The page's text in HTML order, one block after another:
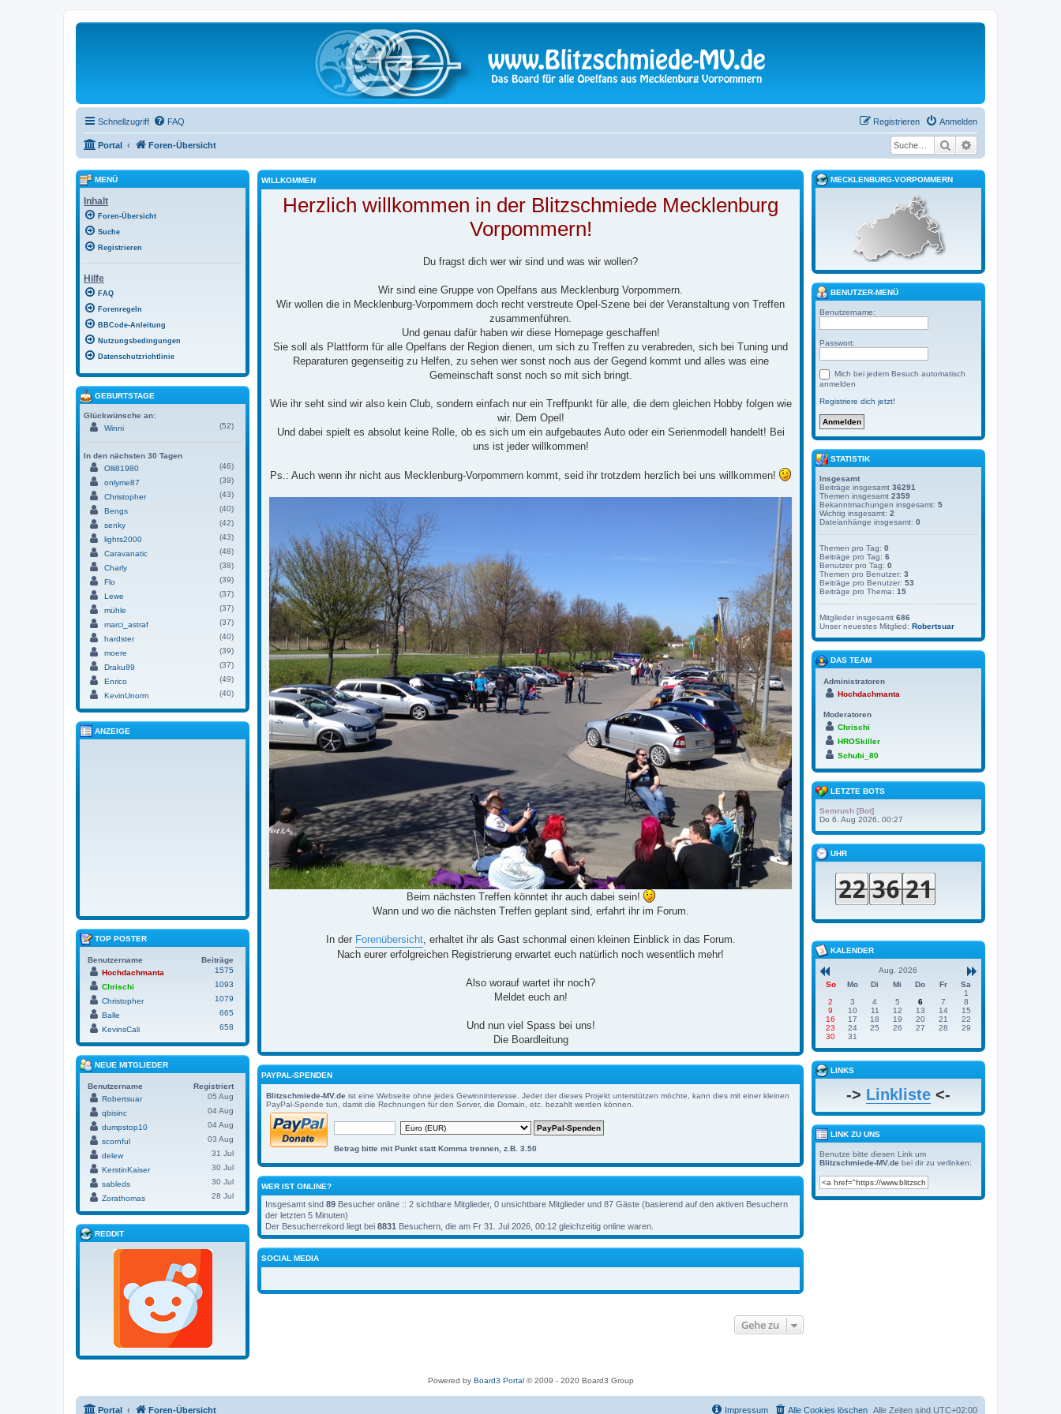
Schnellzugriff FAQ Anmelden
Registrieren
Portal Foren-Übersicht Suche
WILLKOMMEN
Herzlich willkommen in der Blitzschmiede Mecklenburg
Vorpommern!
Du fragst dich wer wir sind und was wir wollen?
Wir sind eine Gruppe von Opelfans aus Mecklenburg Vorpommern.
Wir wollen die in Mecklenburg-Vorpommern doch recht verstreute Opel-Szene bei der Veranstaltung von Treffen
zusammenführen.
Und genau dafür haben wir diese Homepage geschaffen!
Sie soll als Plattform für alle Opelfans der Region dienen, um sich zu Treffen zu verabreden, sich bei Tuning und
Reparaturen gegenseitig zu Helfen, zu sehen wer sonst noch aus der Gegend kommt und alles was eine
Gemeinschaft sonst noch so mit sich bringt.
Wie ihr seht sind wir also kein Club, sondern einfach nur ein Treffpunkt für alle, die dem gleichen Hobby folgen wie
wir. Dem Opel!
Und dabei spielt es absolut keine Rolle, ob es sich um ein aufgebautes Auto oder ein Serienmodell handelt! Bei
uns ist jeder willkommen!
Ps.: Auch wenn ihr nicht aus Mecklenburg-Vorpommern kommt, seid ihr trotzdem herzlich bei uns willkommen!
Beim nächsten Treffen könntet ihr auch dabei sein!
Wann und wo die nächsten Treffen geplant sind, erfahrt ihr im Forum.
In der Forenübersicht, erhaltet ihr als Gast schonmal einen kleinen Einblick in das Forum.
Nach eurer erfolgreichen Registrierung erwartet euch natürlich noch wesentlich mehr!
Also worauf wartet ihr noch?
Meldet euch an!
Und nun viel Spass bei uns!
Die Boardleitung
PAYPAL-SPENDEN
Blitzschmiede-MV.de ist eine Webseite ohne jedes Gewinninteresse. Jeder der dieses Projekt unterstützen möchte, kann dies mit einer kleinen
PayPal-Spende tun, damit die Rechnungen für den Server, die Domain, etc. bezahlt werden können.
Betrag bitte mit Punkt statt Komma trennen, z.B. 3.50
WER IST ONLINE?
Insgesamt sind 89 Besucher online :: 2 sichtbare Mitglieder, 0 unsichtbare Mitglieder und 87 Gäste (basierend auf den aktiven Besuchern
der letzten 5 Minuten)
Der Besucherrekord liegt bei 8831 Besuchern, die am Fr 31. Jul 2026, 00:12 gleichzeitig online waren.
SOCIAL MEDIA
Gehe zu
MENÜ
Inhalt
Foren-Übersicht
Suche
Registrieren
Hilfe
FAQ
Forenregeln
BBCode-Anleitung
Nutzungsbedingungen
Datenschutzrichtlinie
GEBURTSTAGE
Glückwünsche an:
Winni
(52)
In den nächsten 30 Tagen
Olli81980
(46)
onlyme87
(39)
Christopher
(43)
Bengs
(40)
senky
(42)
lights2000
(43)
Caravanatic
(48)
Charly
(38)
Flo
(39)
Lewe
(37)
mühle
(37)
marci_astraf
(37)
hardster
(40)
moere
(39)
Draku89
(37)
Enrico
(49)
KevinUnorm
(40)
ANZEIGE
TOP POSTER
Benutzername
Beiträge
Hochdachmanta
1575
Chrischi
1093
Christopher
1079
Balle
665
KevinsCali
658
NEUE MITGLIEDER
Benutzername
Registriert
Robertsuar
05 Aug
qbisinc
04 Aug
dumpstop10
04 Aug
scornful
03 Aug
delew
31 Jul
KerstinKaiser
30 Jul
sableds
30 Jul
Zorathomas
28 Jul
REDDIT
MECKLENBURG-VORPOMMERN
BENUTZER-MENÜ
Benutzername:
Passwort:
Mich bei jedem Besuch automatisch
anmelden
Registriere dich jetzt!
STATISTIK
Insgesamt
Beiträge insgesamt 36291
Themen insgesamt 2359
Bekanntmachungen insgesamt: 5
Wichtig insgesamt: 2
Dateianhänge insgesamt: 0
Themen pro Tag: 0
Beiträge pro Tag: 6
Benutzer pro Tag: 0
Themen pro Benutzer: 3
Beiträge pro Benutzer: 53
Beiträge pro Thema: 15
Mitglieder insgesamt 686
Unser neuestes Mitglied: Robertsuar
DAS TEAM
Administratoren
Hochdachmanta
Moderatoren
Chrischi
HROSkiller
Schubi_80
LETZTE BOTS
Semrush [Bot]
Do 6. Aug 2026, 00:27
UHR
KALENDER
Aug. 2026
So
Mo Di Mi Do Fr
Sa
1
2
3 4 5 6 7
8
9
10 11 12 13 14
15
16
17 18 19 20 21
22
23
24 25 26 27 28
29
30
31
LINKS
-> Linkliste <-
LINK ZU UNS
Benutze bitte diesen Link um
Blitzschmiede-MV.de bei dir zu verlinken:
Powered by Board3 Portal© 2009 - 2020 Board3 Group
Portal Foren-Übersicht Alle Zeiten sind UTC+02:00
Alle Cookies löschen
Impressum